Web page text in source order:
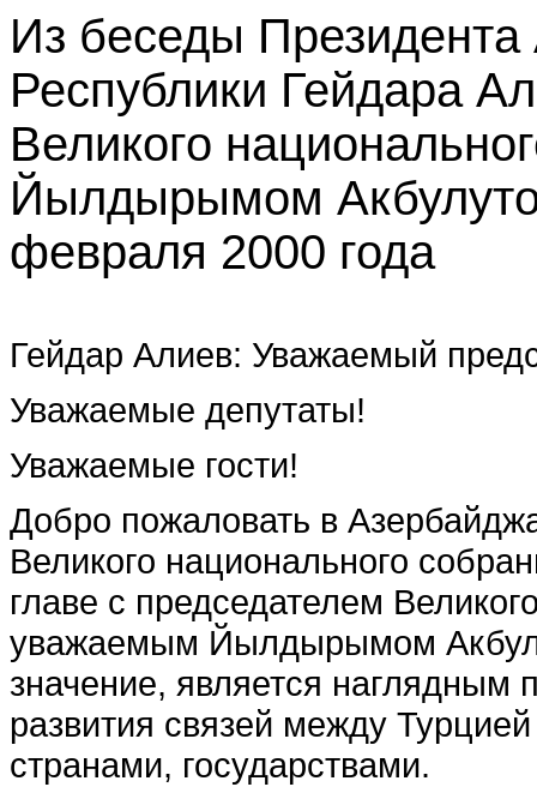
Из беседы
Республики Гейдара
‎Великого
Йылдырымом
‎февраля 2000 года
Гейдар Алиев: Уважаемый
Уважаемые депутаты!
Уважаемые гости!
Добро пожаловать в
Великого национального
главе с председателем
уважаемым Йылдырымом
значение, является наглядным
развития связей между
странами, государствами.